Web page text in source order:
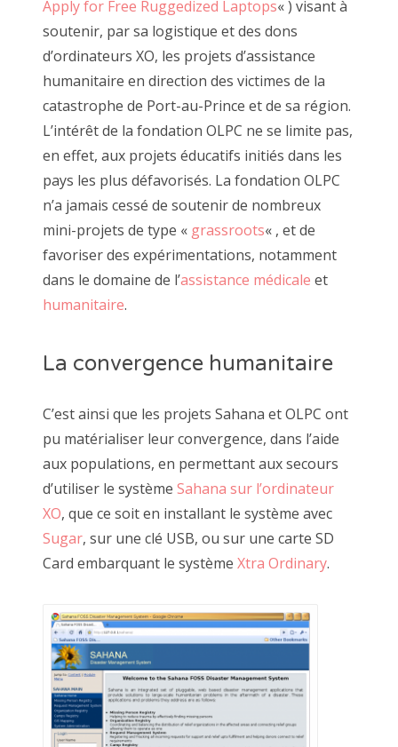
Apply for Free Ruggedized Laptops« ) visant à
soutenir, par sa logistique et des dons
d’ordinateurs XO, les projets d’assistance
humanitaire en direction des victimes de la
catastrophe de Port-au-Prince et de sa région.
L’intérêt de la fondation OLPC ne se limite pas,
en effet, aux projets éducatifs initiés dans les
pays les plus défavorisés. La fondation OLPC
n’a jamais cessé de soutenir de nombreux
mini-projets de type « grassroots« , et de
favoriser des expérimentations, notamment
dans le domaine de l’assistance médicale et
humanitaire.
La convergence humanitaire
C’est ainsi que les projets Sahana et OLPC ont
pu matérialiser leur convergence, dans l’aide
aux populations, en permettant aux secours
d’utiliser le système Sahana sur l’ordinateur
XO, que ce soit en installant le système avec
Sugar, sur une clé USB, ou sur une carte SD
Card embarquant le système Xtra Ordinary.